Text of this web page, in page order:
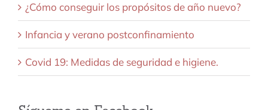
¿Cómo conseguir los propósitos de año nuevo?
Infancia y verano postconfinamiento
Covid 19: Medidas de seguridad e higiene.